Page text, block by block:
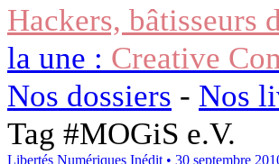
Hackers, bâtisseurs
la une : Creative
Nos dossiers - Nos
Tag #MOGiS e.V.
Libertés Numériques Inédit • 30 septembre